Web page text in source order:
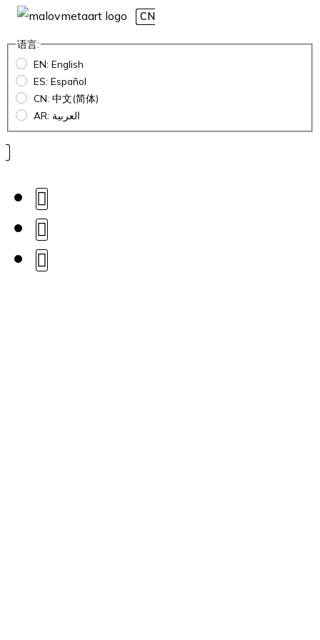
CN
语言:
EN: English
ES: Español
CN: 中文(简体)
AR: العربية